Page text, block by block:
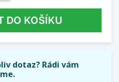
DO KOŠÍKU
dotaz? Rádi vám